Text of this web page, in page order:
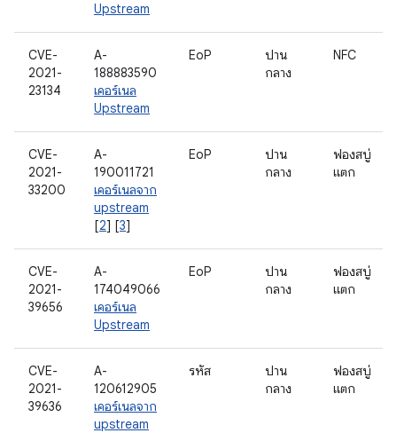
Upstream
CVE-
2021-
23134
A-
188883590
เคอร์เนล
Upstream
EoP
ปาน
กลาง
NFC
CVE-
2021-
33200
A-
190011721
เคอร์เนลจาก
upstream
[2] [3]
EoP
ปาน
กลาง
ฟองสบู่
แตก
CVE-
2021-
39656
A-
174049066
เคอร์เนล
Upstream
EoP
ปาน
กลาง
ฟองสบู่
แตก
CVE-
2021-
39636
A-
120612905
เคอร์เนลจาก
upstream
รหัส
ปาน
กลาง
ฟองสบู่
แตก